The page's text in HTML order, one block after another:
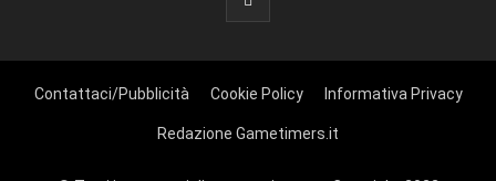
Contattaci/Pubblicità Cookie Policy Informativa Privacy
Redazione Gametimers.it